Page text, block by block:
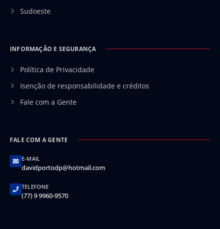
Sudoeste
INFORMAÇÃO E SEGURANÇA
Política de Privacidade
Isenção de responsabilidade e créditos
Fale com a Gente
FALE COM A GENTE
E-MAIL
davidportodp@hotmail.com
TELEFONE
(77) 9 9960-9570